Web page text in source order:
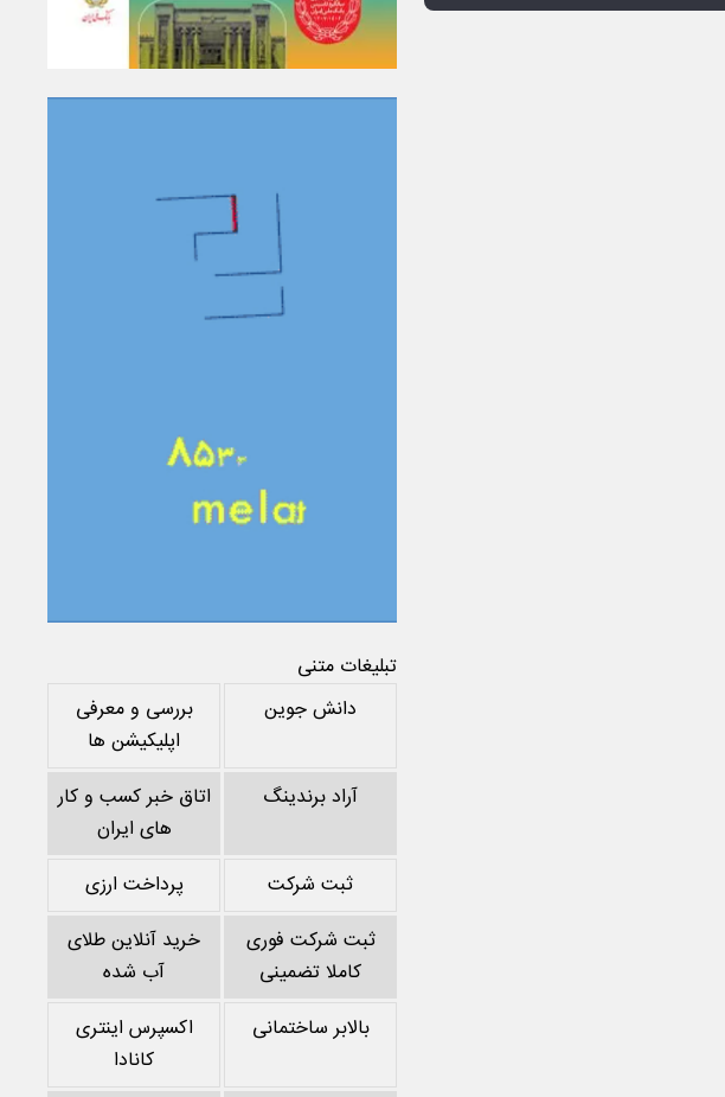
تبلیغات متنی
دانش جوین
بررسی و معرفی
اپلیکیشن ها
آراد برندینگ
اتاق خبر کسب و کار
های ایران
ثبت شرکت
پرداخت ارزی
ثبت شرکت فوری
کاملا تضمینی
خرید آنلاین طلای
آب شده
بالابر ساختمانی
اکسپرس اینتری
کانادا